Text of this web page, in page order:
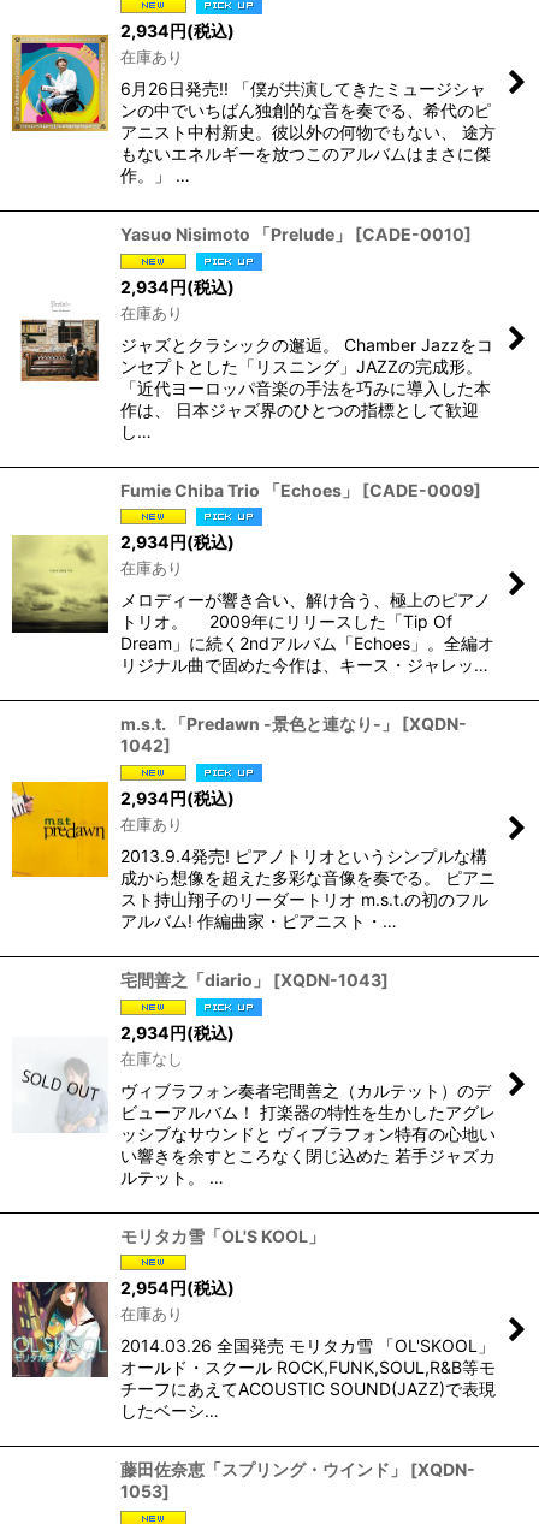
2,934円(税込)
在庫あり
6月26日発売!! 「僕が共演してきたミュージシャ
ンの中でいちばん独創的な音を奏でる、希代のピ
アニスト中村新史。彼以外の何物でもない、 途方
もないエネルギーを放つこのアルバムはまさに傑
作。」 …
Yasuo Nisimoto 「Prelude」 [CADE-0010]
2,934円(税込)
在庫あり
ジャズとクラシックの邂逅。 Chamber Jazzをコ
ンセプトとした「リスニング」JAZZの完成形。
「近代ヨーロッパ音楽の手法を巧みに導入した本
作は、 日本ジャズ界のひとつの指標として歓迎
し…
Fumie Chiba Trio 「Echoes」 [CADE-0009]
2,934円(税込)
在庫あり
メロディーが響き合い、解け合う、極上のピアノ
トリオ。 2009年にリリースした「Tip Of
Dream」に続く2ndアルバム「Echoes」。全編オ
リジナル曲で固めた今作は、キース・ジャレッ…
m.s.t. 「Predawn -景色と連なり-」 [XQDN-
1042]
2,934円(税込)
在庫あり
2013.9.4発売! ピアノトリオというシンプルな構
成から想像を超えた多彩な音像を奏でる。 ピアニ
スト持山翔子のリーダートリオ m.s.t.の初のフル
アルバム! 作編曲家・ピアニスト・…
宅間善之「diario」 [XQDN-1043]
2,934円(税込)
在庫なし
ヴィブラフォン奏者宅間善之（カルテット）のデ
ビューアルバム！ 打楽器の特性を生かしたアグレ
ッシブなサウンドと ヴィブラフォン特有の心地い
い響きを余すところなく閉じ込めた 若手ジャズカ
ルテット。 …
モリタカ雪「OL'S KOOL」
2,954円(税込)
在庫あり
2014.03.26 全国発売 モリタカ雪 「OL'SKOOL」
オールド・スクール ROCK,FUNK,SOUL,R&B等モ
チーフにあえてACOUSTIC SOUND(JAZZ)で表現
したベーシ…
藤田佐奈恵「スプリング・ウインド」 [XQDN-
1053]